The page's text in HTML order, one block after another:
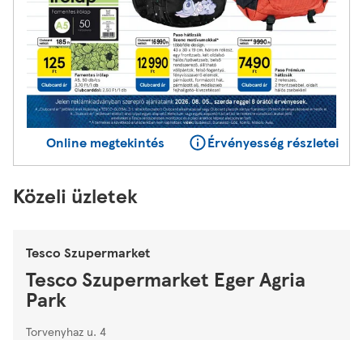
Online megtekintés Érvényesség részletei
Közeli üzletek
Tesco Szupermarket
Tesco Szupermarket Eger Agria
Park
Torvenyhaz u. 4